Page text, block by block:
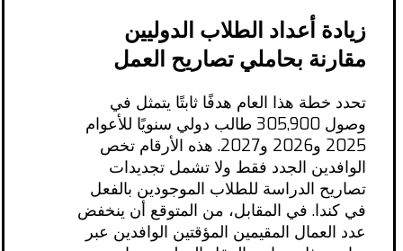
زيادة أعداد الطلاب الدوليين
مقارنة بحاملي تصاريح العمل
تحدد خطة هذا العام هدفًا ثابتًا يتمثل في
وصول 305,900 طالب دولي سنويًا للأعوام
2025 و2026 و2027. هذه الأرقام تخص
الوافدين الجدد فقط ولا تشمل تجديدات
تصاريح الدراسة للطلاب الموجودين بالفعل
في كندا. في المقابل، من المتوقع أن ينخفض
عدد العمال المقيمين المؤقتين الوافدين عبر